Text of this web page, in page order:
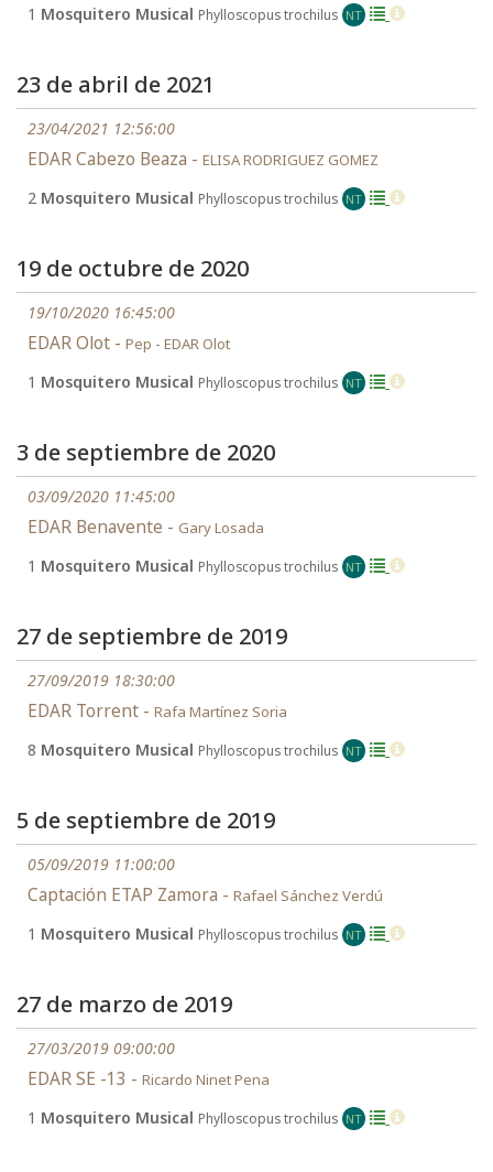
1 Mosquitero Musical Phylloscopus trochilus NT
23 de abril de 2021
23/04/2021 12:56:00
EDAR Cabezo Beaza - ELISA RODRIGUEZ GOMEZ
2 Mosquitero Musical Phylloscopus trochilus NT
19 de octubre de 2020
19/10/2020 16:45:00
EDAR Olot - Pep - EDAR Olot
1 Mosquitero Musical Phylloscopus trochilus NT
3 de septiembre de 2020
03/09/2020 11:45:00
EDAR Benavente - Gary Losada
1 Mosquitero Musical Phylloscopus trochilus NT
27 de septiembre de 2019
27/09/2019 18:30:00
EDAR Torrent - Rafa Martínez Soria
8 Mosquitero Musical Phylloscopus trochilus NT
5 de septiembre de 2019
05/09/2019 11:00:00
Captación ETAP Zamora - Rafael Sánchez Verdú
1 Mosquitero Musical Phylloscopus trochilus NT
27 de marzo de 2019
27/03/2019 09:00:00
EDAR SE -13 - Ricardo Ninet Pena
1 Mosquitero Musical Phylloscopus trochilus NT